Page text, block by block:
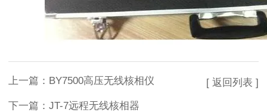
上一篇： BY7500高压无线核相仪
下一篇： JT-7远程无线核相器
[ 返回列表 ]